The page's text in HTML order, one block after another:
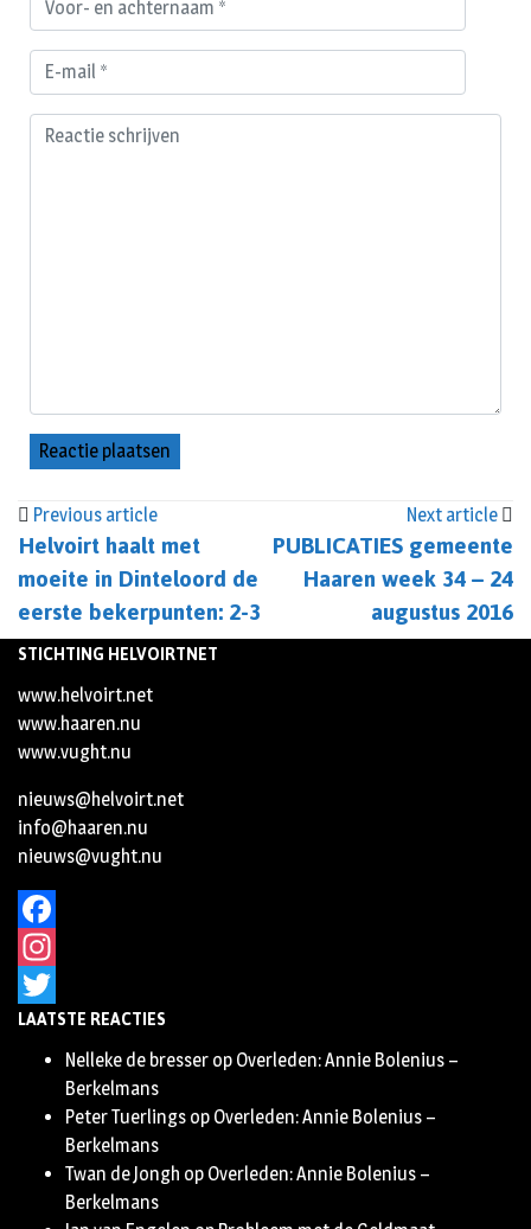
Previous article
Helvoirt haalt met
moeite in Dinteloord de
eerste bekerpunten: 2-3
Next article
PUBLICATIES gemeente
Haaren week 34 – 24
augustus 2016
STICHTING HELVOIRTNET
www.helvoirt.net
www.haaren.nu
www.vught.nu
nieuws@helvoirt.net
info@haaren.nu
nieuws@vught.nu
Facebook
Instagram
Twitter
LAATSTE REACTIES
Nelleke de bresser op Overleden: Annie Bolenius –
Berkelmans
Peter Tuerlings op Overleden: Annie Bolenius –
Berkelmans
Twan de Jongh op Overleden: Annie Bolenius –
Berkelmans